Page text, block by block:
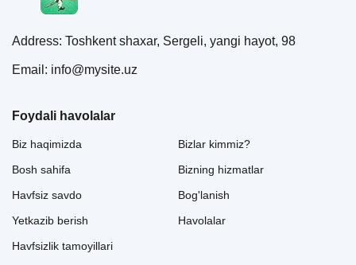
Address: Toshkent shaxar, Sergeli, yangi hayot, 98
Email: info@mysite.uz
Foydali havolalar
Biz haqimizda
Bosh sahifa
Havfsiz savdo
Yetkazib berish
Havfsizlik tamoyillari
Bizlar kimmiz?
Bizning hizmatlar
Bog'lanish
Havolalar